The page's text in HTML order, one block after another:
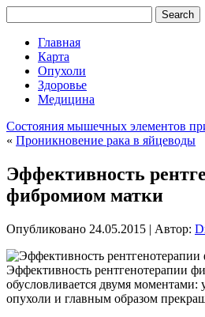
Главная
Карта
Опухоли
Здоровье
Медицина
Состояния мышечных элементов
« Проникновение рака в яйцеводы
Эффективность
фибромиом матки
Опубликовано 24.05.2015 | Автор:
Эффективность рентгенотерапии
обусловливается двумя
опухоли и главным образом